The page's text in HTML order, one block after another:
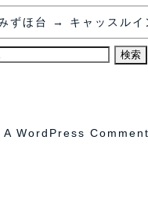
ずほ台 → キャッスルイ
A WordPress